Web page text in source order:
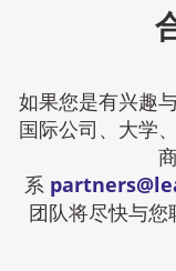
如果您是有兴趣
国际公司、大学
系
团队将尽快与您